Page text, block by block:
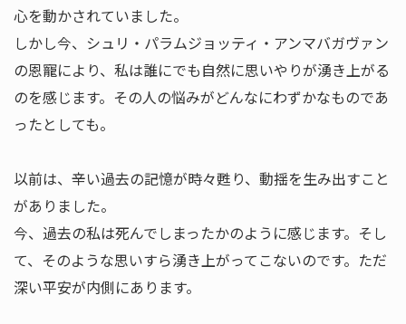
心を動かされていました。
しかし今、シュリ・パラムジョッティ・アンマバガヴァン
の恩寵により、私は誰にでも自然に思いやりが湧き上がる
のを感じます。その人の悩みがどんなにわずかなものであ
ったとしても。
以前は、辛い過去の記憶が時々甦り、動揺を生み出すこと
がありました。
今、過去の私は死んでしまったかのように感じます。そし
て、そのような思いすら湧き上がってこないのです。ただ
深い平安が内側にあります。